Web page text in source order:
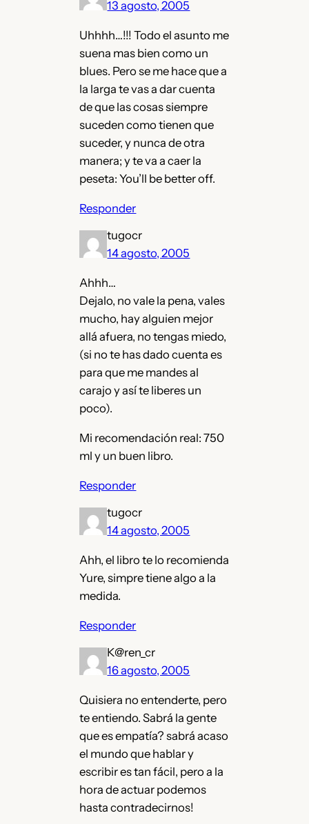
13 agosto, 2005
Uhhhh…!!! Todo el asunto me
suena mas bien como un
blues. Pero se me hace que a
la larga te vas a dar cuenta
de que las cosas siempre
suceden como tienen que
suceder, y nunca de otra
manera; y te va a caer la
peseta: You’ll be better off.
Responder
tugocr
14 agosto, 2005
Ahhh…
Dejalo, no vale la pena, vales
mucho, hay alguien mejor
allá afuera, no tengas miedo,
(si no te has dado cuenta es
para que me mandes al
carajo y así te liberes un
poco).
Mi recomendación real: 750
ml y un buen libro.
Responder
tugocr
14 agosto, 2005
Ahh, el libro te lo recomienda
Yure, simpre tiene algo a la
medida.
Responder
K@ren_cr
16 agosto, 2005
Quisiera no entenderte, pero
te entiendo. Sabrá la gente
que es empatía? sabrá acaso
el mundo que hablar y
escribir es tan fácil, pero a la
hora de actuar podemos
hasta contradecirnos!